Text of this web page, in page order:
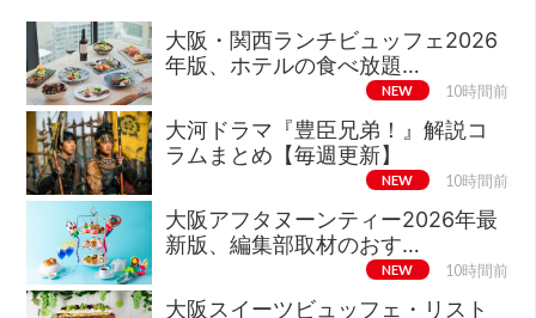
大阪・関西ランチビュッフェ2026
年版、ホテルの食べ放題…
NEW 10時間前
大河ドラマ『豊臣兄弟！』解説コ
ラムまとめ【毎週更新】
NEW 10時間前
大阪アフタヌーンティー2026年最
新版、編集部取材のおす…
NEW 10時間前
大阪スイーツビュッフェ・リスト